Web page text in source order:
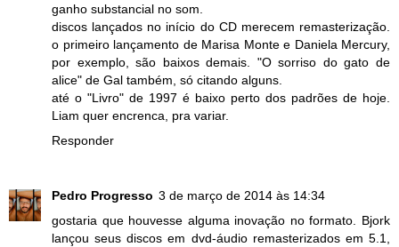
ganho substancial no som.
discos lançados no início do CD merecem remasterização.
o primeiro lançamento de Marisa Monte e Daniela Mercury,
por exemplo, são baixos demais. "O sorriso do gato de
alice" de Gal também, só citando alguns.
até o "Livro" de 1997 é baixo perto dos padrões de hoje.
Liam quer encrenca, pra variar.
Responder
Pedro Progresso 3 de março de 2014 às 14:34
gostaria que houvesse alguma inovação no formato. Bjork
lançou seus discos em dvd-áudio remasterizados em 5.1,